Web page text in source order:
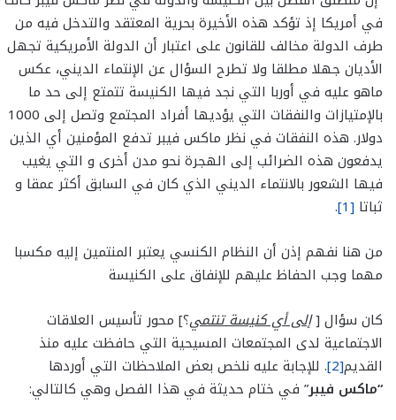
في أمريكا إذ تؤكد هذه الأخيرة بحرية المعتقد والتدخل فيه من
طرف الدولة مخالف للقانون على اعتبار أن الدولة الأمريكية تجهل
الأديان جهلا مطلقا ولا تطرح السؤال عن الإنتماء الديني، عكس
ماهو عليه في أوربا التي نجد فيها الكنيسة تتمتع إلى حد ما
بالإمتيازات والنفقات التي يؤديها أفراد المجتمع وتصل إلى 1000
دولار. هذه النفقات في نظر ماكس فيبر تدفع المؤمنين أي الذين
يدفعون هذه الضرائب إلى الهجرة نحو مدن أخرى و التي يغيب
فيها الشعور بالانتماء الديني الذي كان في السابق أكثر عمقا و
ثباتا [1]
.
من هنا نفهم إذن أن النظام الكنسي يعتبر المنتمين إليه مكسبا
مهما وجب الحفاظ عليهم للإنفاق على الكنيسة
كان سؤال [إلى أي كنيسة تنتمي؟] محور تأسيس العلاقات
الاجتماعية لدى المجتمعات المسيحية التي حافظت عليه منذ
القديم[2] . للإجابة عليه نلخص بعض الملاحظات التي أوردها
“ماكس فيبر” في ختام حديثة في هذا الفصل وهي كالتالي: